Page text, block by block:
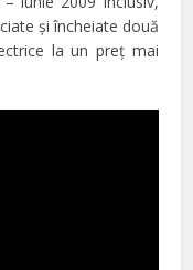
și încheiate două
la un preț mai